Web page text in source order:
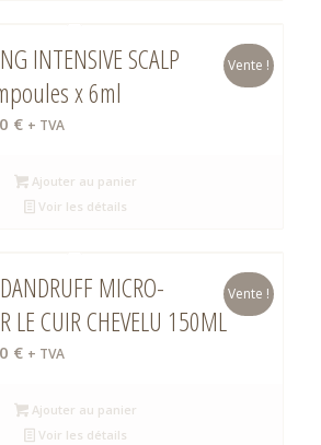
INTENSIVE SCALP
x 6ml
€Le
actuel
est :
+ TVA
Vente !
Ajouter au panier
Voir les détails
MICRO-
LE CUIR CHEVELU 150ML
€Le
actuel
est :
+ TVA
Vente !
Ajouter au panier
Voir les détails